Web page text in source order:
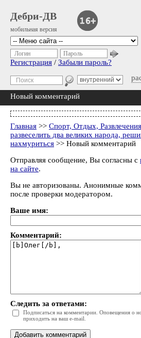
Дебри-ДВ
мобильная версия
Логин Пароль
Регистрация / Забыли пароль?
Новый комментарий
Главная >> Спорт, Отдых, Развлечения
развеселить два великих народа,
нахмуриться >> Новый комментарий
Отправляя сообщение, Вы согласны с
на сайте.
Вы не авторизованы. Анонимные
после проверки модератором.
Ваше имя:
Комментарий:
Следить за ответами:
Подписаться на комментарии. Оповещения о
приходить на ваш e-mail.